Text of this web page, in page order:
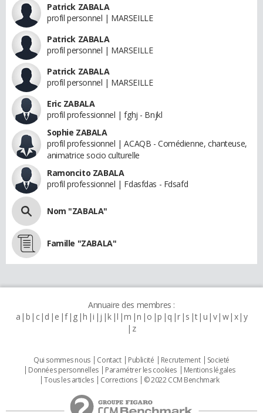
Patrick ZABALA
profil personnel | MARSEILLE
Patrick ZABALA
profil personnel | MARSEILLE
Patrick ZABALA
profil personnel | MARSEILLE
Eric ZABALA
profil professionnel | fghj - Bnjkl
Sophie ZABALA
profil professionnel | ACAQB - Comédienne, chanteuse,
animatrice socio culturelle
Ramoncito ZABALA
profil professionnel | Fdasfdas - Fdsafd
Nom "ZABALA"
Famille "ZABALA"
Annuaire des membres :
a b c d e f g h i j k l m n o p q r s t u v w x y
z
Qui sommes nous Contact Publicité Recrutement
Societé
Données personnelles
Paramétrer les cookies
Mentions légales
Tous les articles
Corrections © 2022 CCM Benchmark